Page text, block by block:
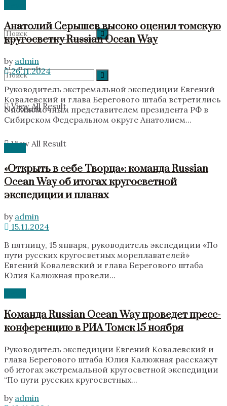
No Result
View All Result
No Result
View All Result
Анатолий Серышев высоко оценил томскую
кругосветку Russian Ocean Way
by admin
26.11.2024
Руководитель экстремальной экспедиции Евгений
Ковалевский и глава Берегового штаба встретились
с полномочным представителем президента РФ в
Сибирском Федеральном округе Анатолием...
«Открыть в себе Творца»: команда Russian
Ocean Way об итогах кругосветной
экспедиции и планах
by admin
15.11.2024
В пятницу, 15 января, руководитель экспедиции «По
пути русских кругосветных мореплавателей»
Евгений Ковалевский и глава Берегового штаба
Юлия Калюжная провели...
Команда Russian Ocean Way проведет пресс-
конференцию в РИА Томск 15 ноября
Руководитель экспедиции Евгений Ковалевский и
глава Берегового штаба Юлия Калюжная расскажут
об итогах экстремальной кругосветной экспедиции
“По пути русских кругосветных...
by admin